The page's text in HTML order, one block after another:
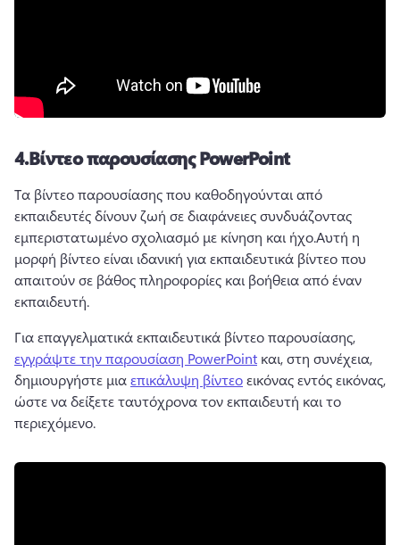
4.Βίντεο παρουσίασης PowerPoint
Τα βίντεο παρουσίασης που καθοδηγούνται από
εκπαιδευτές δίνουν ζωή σε διαφάνειες συνδυάζοντας
εμπεριστατωμένο σχολιασμό με κίνηση και ήχο.Αυτή η
μορφή βίντεο είναι ιδανική για εκπαιδευτικά βίντεο που
απαιτούν σε βάθος πληροφορίες και βοήθεια από έναν
εκπαιδευτή.
Για επαγγελματικά εκπαιδευτικά βίντεο παρουσίασης,
εγγράψτε την παρουσίαση PowerPoint και, στη συνέχεια,
δημιουργήστε μια επικάλυψη βίντεο εικόνας εντός εικόνας,
ώστε να δείξετε ταυτόχρονα τον εκπαιδευτή και το
περιεχόμενο.